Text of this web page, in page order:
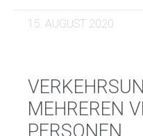
15. AUGUST 2020
MEHREREN
PERSONEN